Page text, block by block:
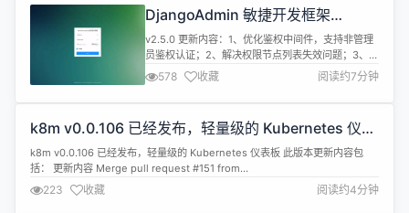
的项目，无论是 AI 模型、开发框架，还是各种有趣
的 AI 应用...
DjangoAdmin 敏捷开发框架
FastAPI+AntdVue 版本 v2.5.0 发
布
v2.5.0 更新内容：1、优化鉴权中间件，支持非管理
员鉴权认证；2、解决权限节点列表失效问题；3、优
化用户模块，支持动态获取添加用户主键；4、优化
菜单模块，支持动态获取添加菜单主键；5、优化获
取模块详情路由规则；6、优化模块详情方法权限节
城市表单验证，移除上级 ID 判空；9、优化开关组
件，支持入参控制其他控...
578 收藏 阅读约7分钟
k8m v0.0.106 已经发布，轻量级的 Kubernetes 仪表
板
k8m v0.0.106 已经发布，轻量级的 Kubernetes 仪表板 此版本更新内容包
括： 更新内容 Merge pull request #151 from
weibaohui/coderabbitai/docstrings/14vqsP9… Merge pull request #149
from weibaohui/cluster-permiss...
223 收藏 阅读约4分钟